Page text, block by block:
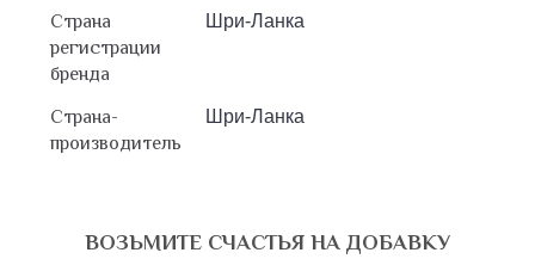
Страна
регистрации
бренда
Шри-Ланка
Страна-
производитель
Шри-Ланка
ВОЗЬМИТЕ СЧАСТЬЯ НА ДОБАВКУ